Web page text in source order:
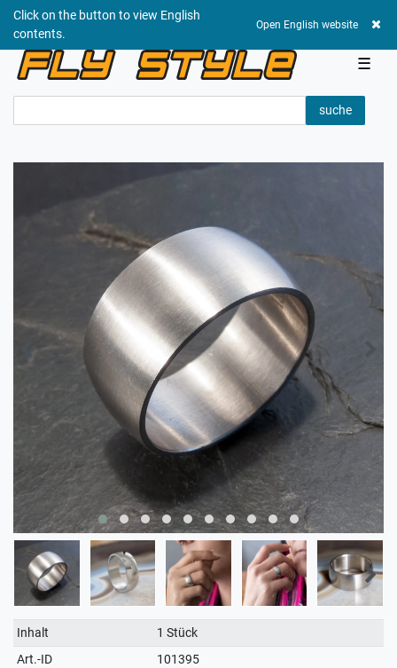
Click on the button to view English
contents.
Open English website
☰
suche
Technisches
Merkmal
Wert
Inhalt
1 Stück
Art.-ID
101395